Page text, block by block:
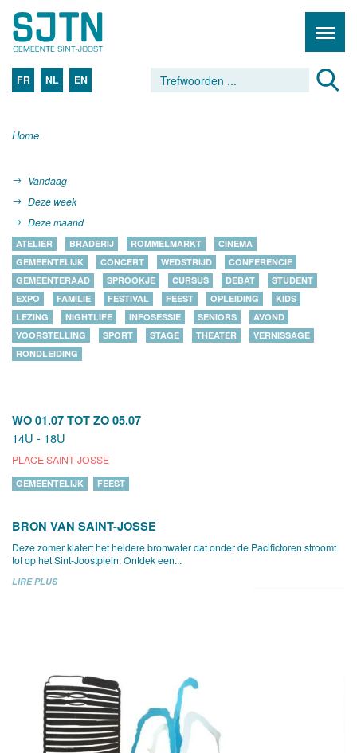
FR NL EN
Home
Vandaag
Deze week
Deze maand
ATELIER BRADERIJ ROMMELMARKT
CINEMA
GEMEENTELIJK
CONCERT WEDSTRIJD
CONFERENCIE
GEMEENTERAAD
SPROOKJE CURSUS DEBAT
STUDENT
EXPO
FAMILIE FESTIVAL FEEST OPLEIDING
KIDS
LEZING
NIGHTLIFE INFOSESSIE SENIORS
AVOND
VOORSTELLING
SPORT STAGE THEATER
VERNISSAGE
RONDLEIDING
WO 01.07 TOT ZO 05.07
14U - 18U
PLACE SAINT-JOSSE
GEMEENTELIJK FEEST
BRON VAN SAINT-JOSSE
Deze zomer klatert het heldere bronwater dat onder de Pacifictoren stroomt
tot op het Sint-Joostplein. Ontdek een...
LIRE PLUS